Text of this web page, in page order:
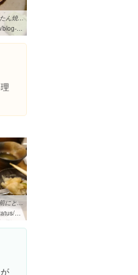
四谷・市ヶ谷で美味しいランチ♪ たん焼き 忍 ＠四谷
しゅんchang. on Twitter: "RRFの前にとんかつの老舗「王ろじ」さんで ...